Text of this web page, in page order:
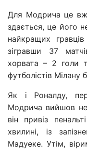
Для Модрича це
здається, це його
найкращих
зігравши 37
хорвата – 2 голи
футболістів Мілану
Як і Роналду,
Модрича вийшов не
він привіз
хвилині, із
Мадуеке. Утім,